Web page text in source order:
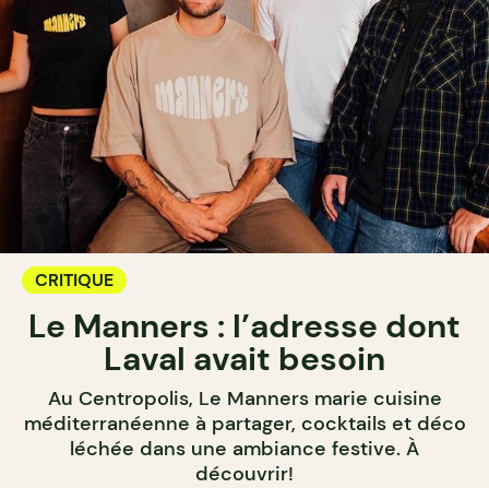
CRITIQUE
Le Manners : l’adresse dont
Laval avait besoin
Au Centropolis, Le Manners marie cuisine
méditerranéenne à partager, cocktails et déco
léchée dans une ambiance festive. À
découvrir!